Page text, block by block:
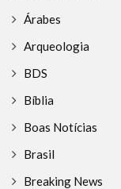
Árabes
Arqueologia
BDS
Bíblia
Boas Notícias
Brasil
Breaking News